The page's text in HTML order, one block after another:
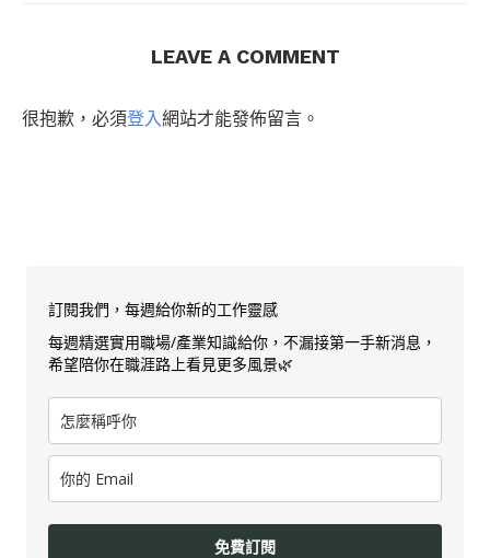
LEAVE A COMMENT
很抱歉，必須登入網站才能發佈留言。
訂閱我們，每週給你新的工作靈感
每週精選實用職場/產業知識給你，不漏接第一手新消息，
希望陪你在職涯路上看見更多風景🌿
免費訂閱